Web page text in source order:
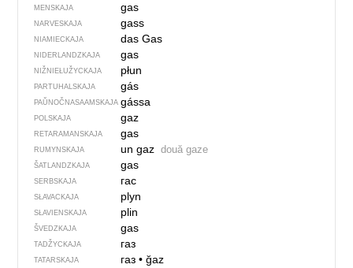
MENSKAJA gas
NARVESKAJA gass
NIAMIECKAJA das Gas
NIDERLANDZKAJA gas
NIŽNIEŁUŽYCKAJA płun
PARTUHALSKAJA gás
PAŬNOČ­NA­SA­AM­SKAJAgássa
POLSKAJA gaz
RETARAMANSKAJA gas
RUMYNSKAJA un gaz două gaze
ŠATLANDZKAJA gas
SERBSKAJA гас
SŁAVACKAJA plyn
SŁAVIENSKAJA plin
ŠVEDZKAJA gas
TADŽYCKAJA газ
TATARSKAJA газ• ğaz